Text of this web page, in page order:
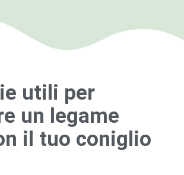
utili per
un legame
il tuo coniglio